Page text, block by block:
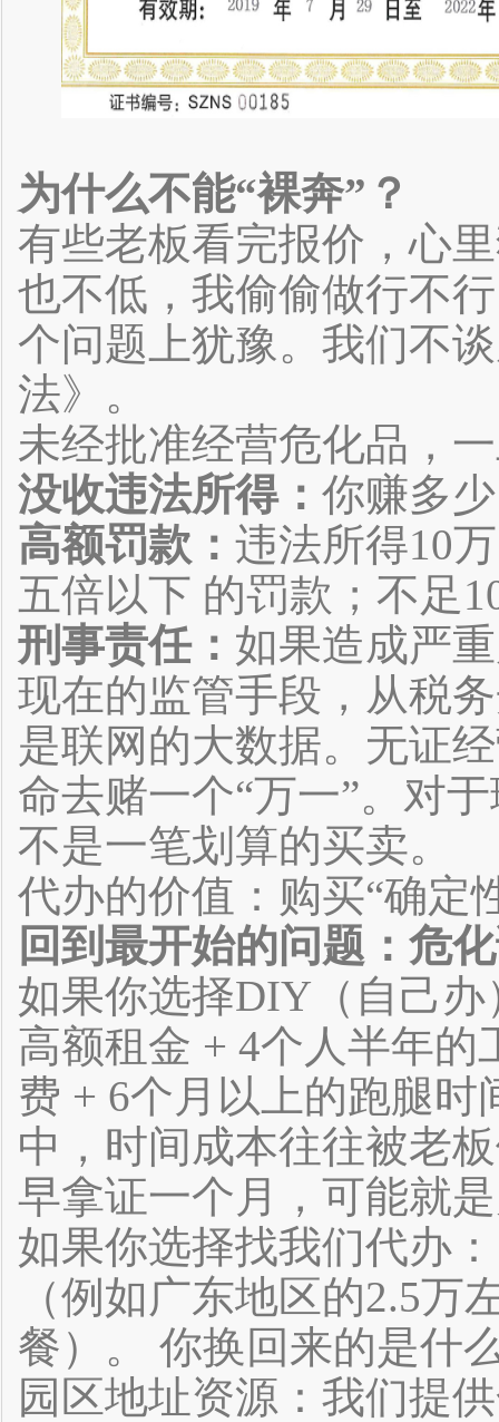
为什么不能“裸奔”？
有些老板看完报价，心
也不低，我偷偷做行不
个问题上犹豫。我们不
法》。
未经批准经营危化品，
没收违法所得： 你赚多
高额罚款： 违法所得10
五倍以下 的罚款；不足
刑事责任： 如果造成严
现在的监管手段，从税
是联网的大数据。无证
命去赌一个“万一”。对
不是一笔划算的买卖。
代办的价值：购买“确定
回到最开始的问题：危
如果你选择DIY（自己
高额租金 + 4个人半年
费 + 6个月以上的跑腿
中，时间成本往往被老
早拿证一个月，可能就
如果你选择找我们代办
（例如广东地区的2.5
餐）。 你换回来的是什
园区地址资源：我们提